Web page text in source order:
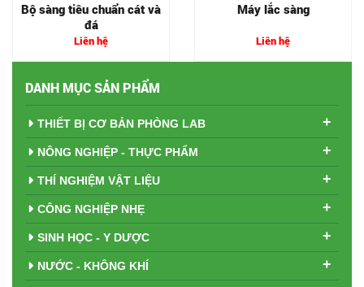
Bộ sàng tiêu chuẩn cát và
đá
Liên hệ
Máy lắc sàng
Liên hệ
DANH MỤC SẢN PHẨM
THIẾT BỊ CƠ BẢN PHÒNG LAB +
NÔNG NGHIỆP - THỰC PHẨM +
THÍ NGHIỆM VẬT LIỆU +
CÔNG NGHIỆP NHẸ +
SINH HỌC - Y DƯỢC +
NƯỚC - KHÔNG KHÍ +